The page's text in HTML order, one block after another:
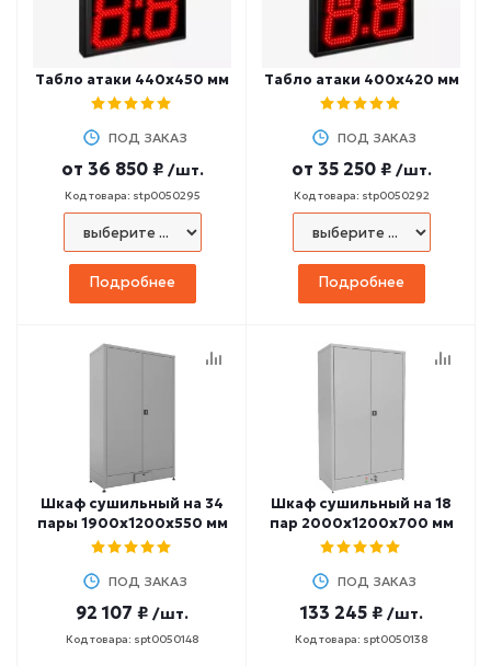
Табло атаки 440х450 мм
ПОД ЗАКАЗ
от 36 850 ₽ /шт.
Код товара: stp0050295
Подробнее
Табло атаки 400х420 мм
ПОД ЗАКАЗ
от 35 250 ₽ /шт.
Код товара: stp0050292
Подробнее
Шкаф сушильный на 34
пары 1900х1200х550 мм
ПОД ЗАКАЗ
92 107 ₽ /шт.
Код товара: spt0050148
Шкаф сушильный на 18
пар 2000х1200х700 мм
ПОД ЗАКАЗ
133 245 ₽ /шт.
Код товара: spt0050138